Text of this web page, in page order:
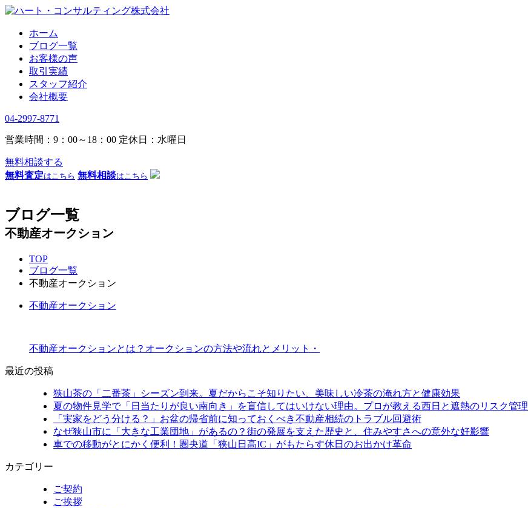
ホーム
ブログ一覧
お客様の声
取引実績
スタッフ紹介
会社概要
04-2997-8771
営業時間：9：00～18：00 定休日：水曜日
無料相談する
無料査定はこちら 無料相談はこちら
ブログ一覧
不動産オークション
TOP
ブログ一覧
不動産オークション
不動産オークション
不動産オークションとは？オークションの方法や流れとメリット・
最近の投稿
狭山茶の「二番茶」シーズン到来。夏だからこそ知りたい、美味しい冷茶の淹れ方と健康効果
夏の物件見学で「日当たりが良い南向き」を盲信してはいけない理由。プロが教える西日と遮熱のリスク管理
「実家をどう分ける？」お盆の帰省前に知っておくべき不動産相続のトラブル回避術
なぜ狭山市に「大きな工業団地」があるの？街の発展を支えた歴史と、住みやすさへの意外な好影響
車での移動がとにかく便利！圏央道「狭山日高IC」がもたらす休日のお出かけ革命
カテゴリー
ご契約
ご挨拶